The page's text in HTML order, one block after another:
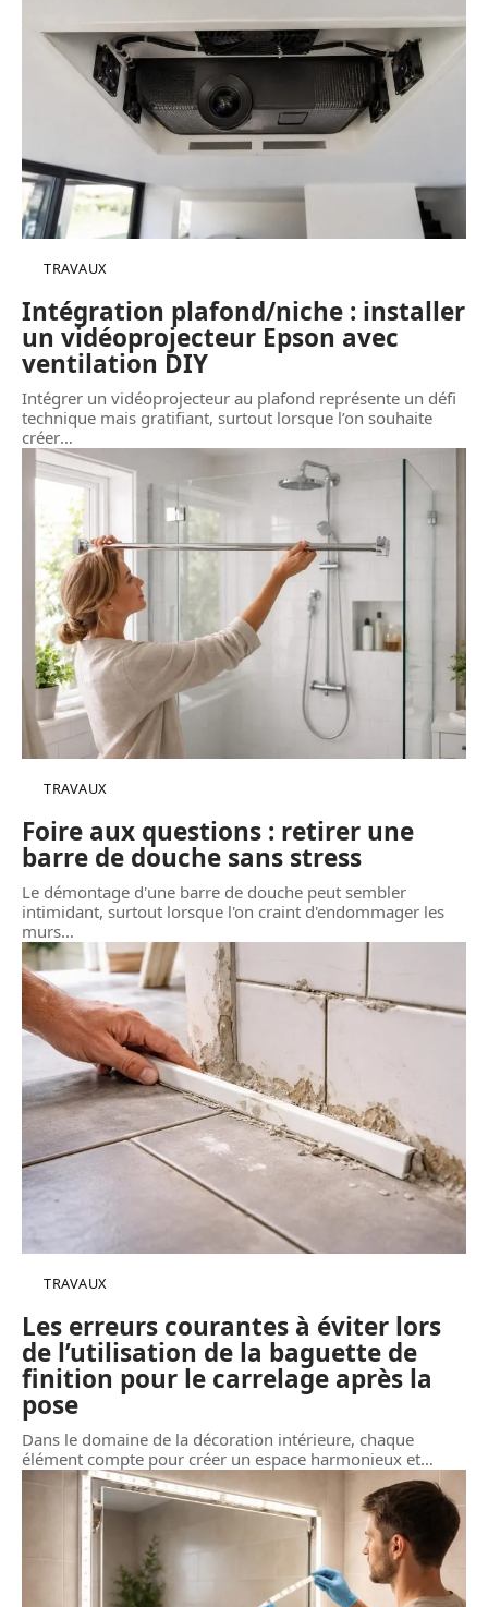
TRAVAUX
Intégration plafond/niche : installer
un vidéoprojecteur Epson avec
ventilation DIY
Intégrer un vidéoprojecteur au plafond représente un défi
technique mais gratifiant, surtout lorsque l’on souhaite
créer…
TRAVAUX
Foire aux questions : retirer une
barre de douche sans stress
Le démontage d'une barre de douche peut sembler
intimidant, surtout lorsque l'on craint d'endommager les
murs…
TRAVAUX
Les erreurs courantes à éviter lors
de l’utilisation de la baguette de
finition pour le carrelage après la
pose
Dans le domaine de la décoration intérieure, chaque
élément compte pour créer un espace harmonieux et…